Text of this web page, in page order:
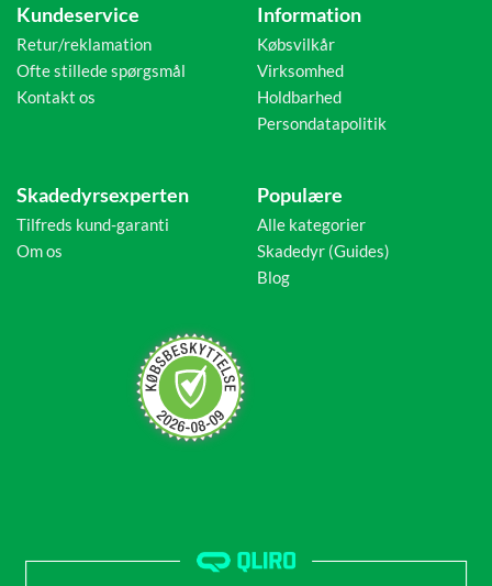
Kundeservice
Retur/reklamation
Ofte stillede spørgsmål
Kontakt os
Information
Købsvilkår
Virksomhed
Holdbarhed
Persondatapolitik
Skadedyrsexperten
Tilfreds kund-garanti
Om os
Populære
Alle kategorier
Skadedyr (Guides)
Blog